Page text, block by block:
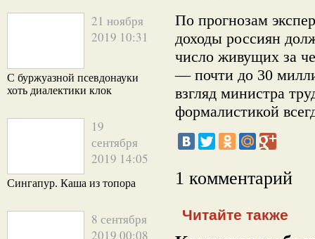
21 ноября
2019 10:31
С буржуазной псевдонауки
хоть диалектики клок
19
сентября
2019 14:05
Сингапур. Каша из топора
8 сентября
2019 00:08
По прогнозам
доходы россиян
число живущих за
— почти до 30
взгляд министра
формалистикой
1 комментарий
Читайте также